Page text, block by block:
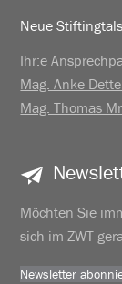
Neue
Ihr:e
Mag. Anke
Mag. Thomas
Möchten Sie
sich im ZWT
Newsletter